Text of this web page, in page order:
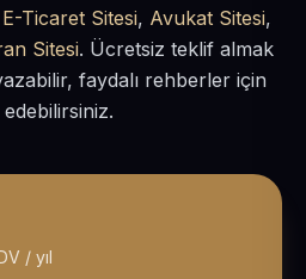
E-Ticaret Sitesi, Avukat Sitesi,
Sitesi. Ücretsiz teklif almak
faydalı rehberler için
/ yıl